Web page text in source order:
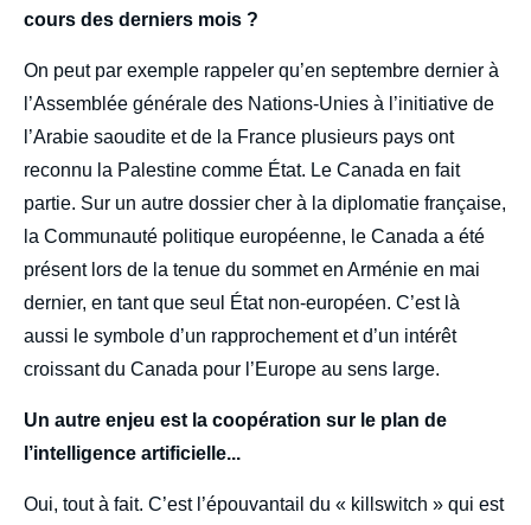
cours des derniers mois ?
On peut par exemple rappeler qu’en septembre dernier à
l’Assemblée générale des Nations-Unies à l’initiative de
l’Arabie saoudite et de la France plusieurs pays ont
reconnu la Palestine comme État. Le Canada en fait
partie. Sur un autre dossier cher à la diplomatie française,
la Communauté politique européenne, le Canada a été
présent lors de la tenue du sommet en Arménie en mai
dernier, en tant que seul État non-européen. C’est là
aussi le symbole d’un rapprochement et d’un intérêt
croissant du Canada pour l’Europe au sens large.
Un autre enjeu est la coopération sur le plan de
l’intelligence artificielle...
Oui, tout à fait. C’est l’épouvantail du « killswitch » qui est